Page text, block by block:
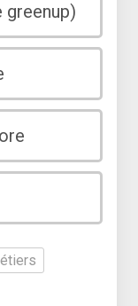
greenup)